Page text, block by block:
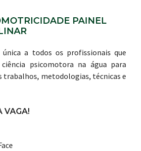
PAINEL
única a todos os profissionais que
psicomotora na água para
trabalhos, metodologias, técnicas e
VAGA!